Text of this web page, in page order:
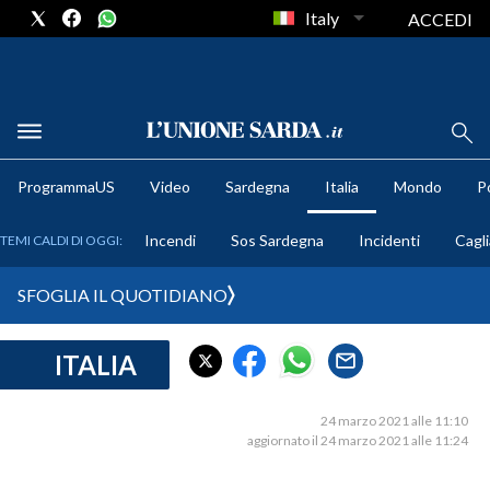
METEO
CRONACA SARDEGNA
Italy ACCEDI
ProgrammaUS Video Sardegna Italia Mondo
TEMI CALDI DI OGGI: Incendi Sos Sardegna Incidenti
SFOGLIA IL QUOTIDIANO
ITALIA
24 marzo 2021 alle 11:10
aggiornato il 24 marzo 2021 alle 11:24